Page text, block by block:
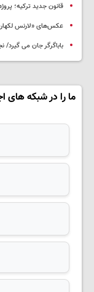
قانون جدید ترکیه؛
عکس‌های «لارنس
باباگرگر جان می گیرد/
ما را در شبکه های